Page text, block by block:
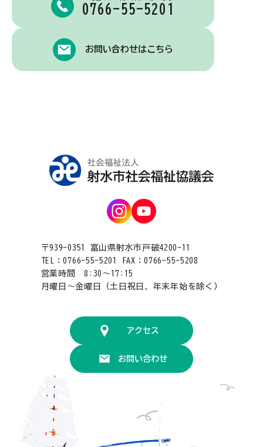
0766-55-5201
お問い合わせはこちら
〒939-0351 富山県射水市戸破4200-11
TEL：0766-55-5201 FAX：0766-55-5208
営業時間 8:30〜17:15
月曜日〜金曜日（土日祝日、年末年始を除く）
アクセス
お問い合わせ